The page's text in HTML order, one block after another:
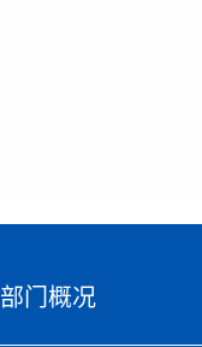
部门概况